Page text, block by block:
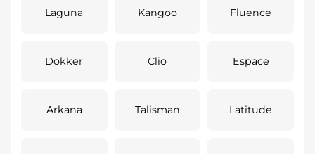
Laguna Kangoo Fluence
Dokker Clio Espace
Arkana Talisman Latitude